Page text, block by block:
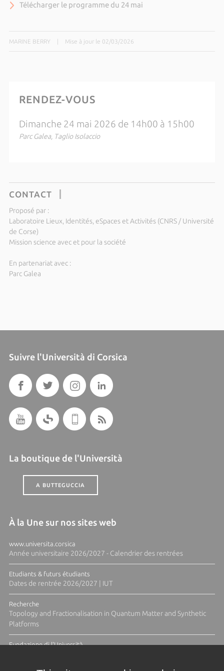
Télécharger le programme du 24 mai
MARINE BERRY Mise à jour le 02/03/2026
RENDEZ-VOUS
Dimanche 24 mai 2026 de 14h00 à 15h00
Parc Galea, Taglio Isolaccio
CONTACT
Proposé par :
Laboratoire Lieux, Identités, eSpaces et Activités (CNRS / Université
de Corse)
Mission science avec et pour la société
En partenariat avec :
Parc Galea
Suivre l'Università di Corsica
La boutique de l'Università
A BUTTEGUCCIA
À la Une sur nos sites web
www.universita.corsica
Année universitaire 2026/2027 - Calendrier des rentrées
Etudiants & futurs étudiants
Dates de rentrée 2026/2027 | IUT
Recherche
Topology and Fractionalisation in Quantum Matter and Synthetic
Platforms
Fundazione di l'Università